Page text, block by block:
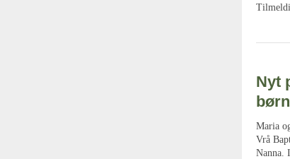
Nyt
Maria
Vrå
Nanna.